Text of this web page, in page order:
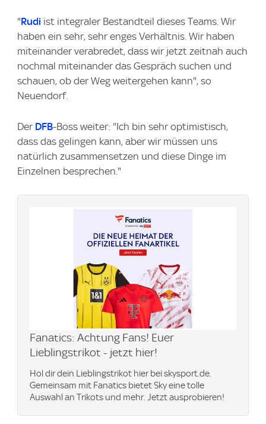
"Rudi ist integraler Bestandteil dieses Teams. Wir
haben ein sehr, sehr enges Verhältnis. Wir haben
miteinander verabredet, dass wir jetzt zeitnah auch
nochmal miteinander das Gespräch suchen und
schauen, ob der Weg weitergehen kann", so
Neuendorf.
Der DFB-Boss weiter: "Ich bin sehr optimistisch,
dass das gelingen kann, aber wir müssen uns
natürlich zusammensetzen und diese Dinge im
Einzelnen besprechen."
Fanatics: Achtung Fans! Euer
Lieblingstrikot - jetzt hier!
Hol dir dein Lieblingstrikot hier bei skysport.de.
Gemeinsam mit Fanatics bietet Sky eine tolle
Auswahl an Trikots und mehr. Jetzt ausprobieren!